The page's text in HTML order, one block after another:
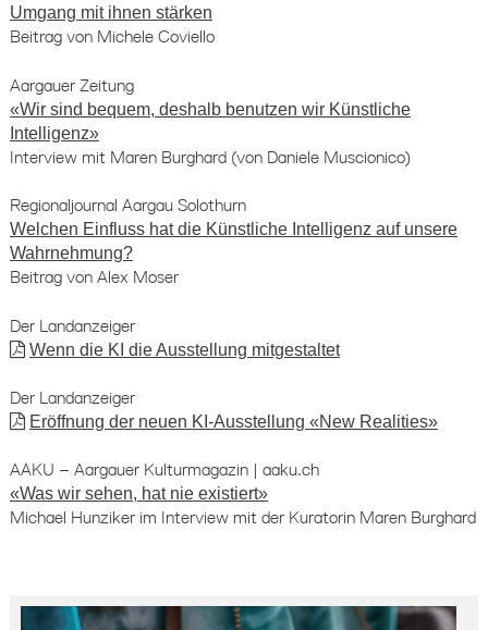
Umgang mit ihnen stärken
Beitrag von Michele Coviello
Aargauer Zeitung
«Wir sind bequem, deshalb benutzen wir Künstliche
Intelligenz»
Interview mit Maren Burghard (von Daniele Muscionico)
Regionaljournal Aargau Solothurn
Welchen Einfluss hat die Künstliche Intelligenz auf unsere
Wahrnehmung?
Beitrag von Alex Moser
Der Landanzeiger
Wenn die KI die Ausstellung mitgestaltet
Der Landanzeiger
Eröffnung der neuen KI-Ausstellung «New Realities»
AAKU – Aargauer Kulturmagazin | aaku.ch
«Was wir sehen, hat nie existiert»
Michael Hunziker im Interview mit der Kuratorin Maren Burghard